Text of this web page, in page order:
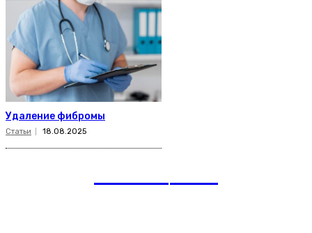
Удаление фибромы
Статьи 18.08.2025